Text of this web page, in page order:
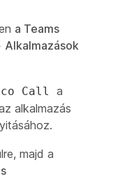
a Teams
Alkalmazások
Call
a
alkalmazás
majd a